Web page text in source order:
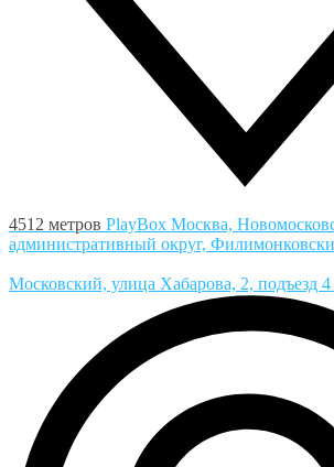
4512 метров PlayBox Москва,
административный округ,
Московский, улица Хабарова, 2, подъезд 4